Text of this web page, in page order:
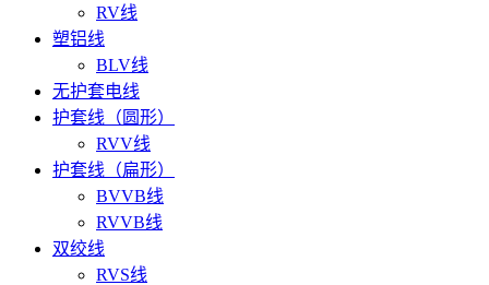
RV线
塑铝线
BLV线
无护套电线
护套线（圆形）
RVV线
护套线（扁形）
BVVB线
RVVB线
双绞线
RVS线